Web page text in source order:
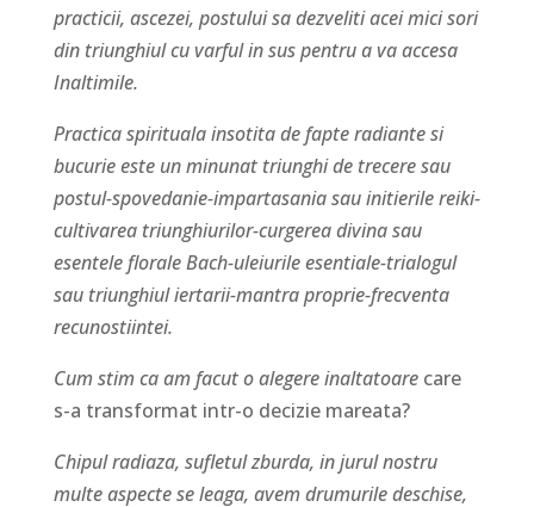
practicii, ascezei, postului sa dezveliti acei mici sori
din triunghiul cu varful in sus pentru a va accesa
Inaltimile.
Practica spirituala insotita de fapte radiante si
bucurie este un minunat triunghi de trecere sau
postul-spovedanie-impartasania sau initierile reiki-
cultivarea triunghiurilor-curgerea divina sau
esentele florale Bach-uleiurile esentiale-trialogul
sau triunghiul iertarii-mantra proprie-frecventa
recunostiintei.
Cum stim ca am facut o alegere inaltatoarecare
s-a transformat intr-o decizie mareata?
Chipul radiaza, sufletul zburda, in jurul nostru
multe aspecte se leaga, avem drumurile deschise,